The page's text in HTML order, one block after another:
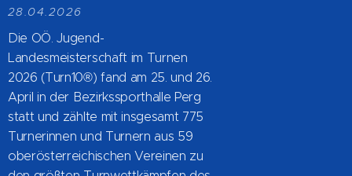
28.04.2026
Die OÖ. Jugend-
Landesmeisterschaft im Turnen
2026 (Turn10®) fand am 25. und 26.
April in der Bezirkssporthalle Perg
statt und zählte mit insgesamt 775
Turnerinnen und Turnern aus 59
oberösterreichischen Vereinen zu